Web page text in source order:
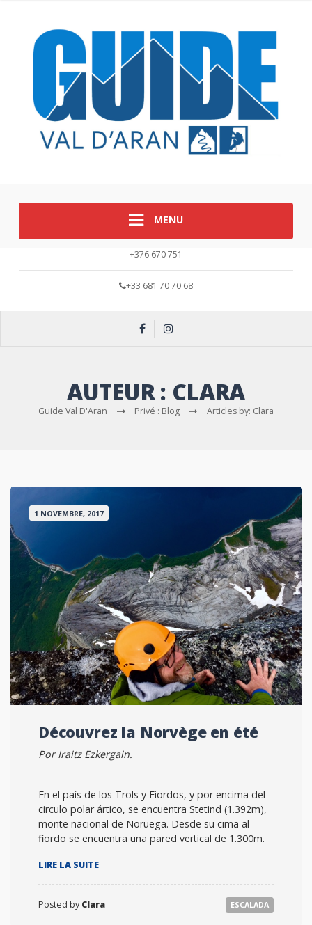
MENU
+376 670 751
+33 681 70 70 68
AUTEUR : CLARA
Guide Val D'Aran Privé : Blog Articles by: Clara
1 NOVEMBRE, 2017
Découvrez la Norvège en été
Por Iraitz Ezkergain.
En el país de los Trols y Fiordos, y por encima del
circulo polar ártico, se encuentra Stetind (1.392m),
monte nacional de Noruega. Desde su cima al
fiordo se encuentra una pared vertical de 1.300m.
LIRE LA SUITE« DÉCOUVREZ
NORVÈGE
Posted by Clara ESCALADA